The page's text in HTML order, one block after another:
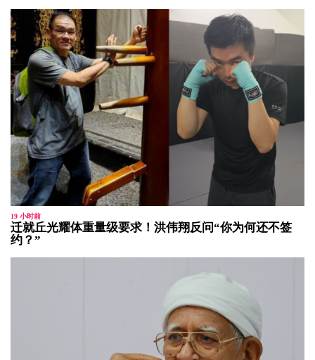
19 小时前
迁就丘光耀体重量级要求！洪伟翔反问“你为何还不签
约？”